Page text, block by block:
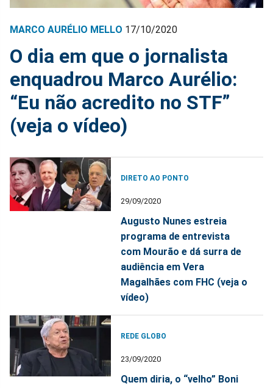
MARCO AURÉLIO MELLO 17/10/2020
O dia em que o jornalista
enquadrou Marco Aurélio:
“Eu não acredito no STF”
(veja o vídeo)
DIRETO AO PONTO
29/09/2020
Augusto Nunes estreia
programa de entrevista
com Mourão e dá surra de
audiência em Vera
Magalhães com FHC (veja o
vídeo)
REDE GLOBO
23/09/2020
Quem diria, o “velho” Boni